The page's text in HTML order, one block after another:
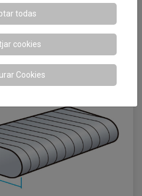
todas
cookies
Cookies